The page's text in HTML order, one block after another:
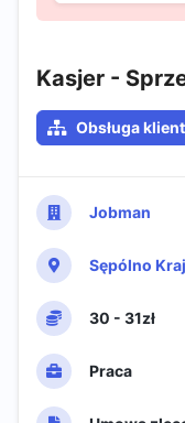
Kasjer -
Obsługa
Jobman
Sępólno
30 - 31zł
Praca